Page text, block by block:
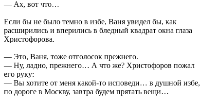
— Ах, вот что…
Если бы не было темно в избе, Ваня увидел бы, как
расширились и вперились в бледный квадрат окна глаза
Христофорова.
— Это, Ваня, тоже отголосок прежнего.
— Ну, ладно, прежнего… А что же? Христофоров пожал
его руку:
— Вы хотите от меня какой-то исповеди… в душной избе,
по дороге в Москву, завтра будем прятать вещи…